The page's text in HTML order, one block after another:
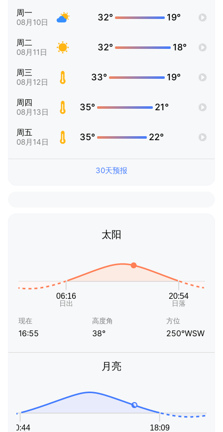
周一
08月10日 32° 19°
周二
08月11日 32° 18°
周三
08月12日 33° 19°
周四
08月13日 35° 21°
周五
08月14日 35° 22°
30天预报
太阳
现在
16:55
高度角
38°
方位
250°WSW
月亮